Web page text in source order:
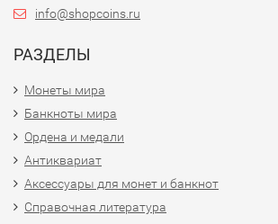
info@shopcoins.ru
РАЗДЕЛЫ
Монеты мира
Банкноты мира
Ордена и медали
Антиквариат
Аксессуары для монет и банкнот
Справочная литература